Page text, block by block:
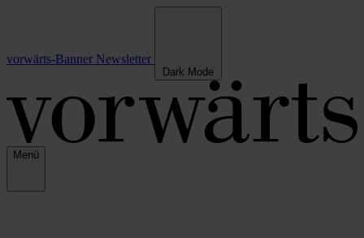
vorwärts-Banner Newsletter
Dark Mode
Menü